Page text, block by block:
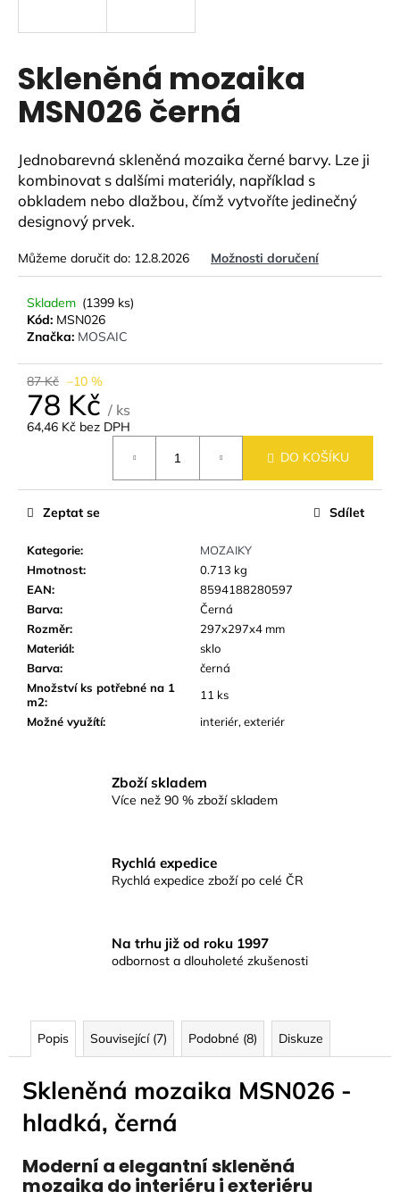
Skleněná mozaika
MSN026 černá
Jednobarevná skleněná mozaika černé barvy. Lze ji
kombinovat s dalšími materiály, například s
obkladem nebo dlažbou, čímž vytvoříte jedinečný
designový prvek.
Můžeme doručit do: 12.8.2026 Možnosti doručení
Skladem (1399 ks)
Kód: MSN026
Značka: MOSAIC
87 Kč –10 %
78 Kč / ks
64,46 Kč bez DPH
DO KOŠÍKU
Kategorie:
MOZAIKY
Hmotnost:
0.713 kg
EAN:
8594188280597
Barva:
Černá
Rozměr:
297x297x4 mm
Materiál:
sklo
Barva:
černá
Množství ks potřebné na 1
m2:
11 ks
Možné využítí: interiér, exteriér
Zeptat se Sdílet
Zboží skladem
Více než 90 % zboží skladem
Rychlá expedice
Rychlá expedice zboží po celé ČR
Na trhu již od roku 1997
odbornost a dlouholeté zkušenosti
Popis Související (7) Podobné (8) Diskuze
Skleněná mozaika MSN026 -
hladká, černá
Moderní a elegantní skleněná
mozaika do interiéru i exteriéru
í
t
?
HLEDAT
o
p
o
r
u
u
e
DLAŽBA
ARTPORT
WHITE
60X60
CM
(59,7X59,7
CM)
499
Kč